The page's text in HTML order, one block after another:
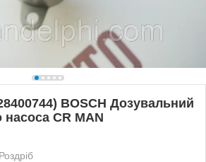
BOSCH Дозувальний
CR MAN
Роздріб